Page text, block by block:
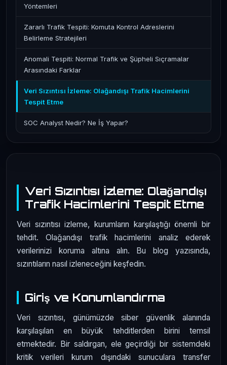
Veri Sızıntısı İzleme: Olağandışı
Trafik Hacimlerini Tespit Etme
Veri sızıntısı izleme, kurumların karşılaştığı önemli bir
tehdit. Olağandışı trafik hacimlerini analiz ederek
verilerinizi koruma altına alın. Bu blog yazısında,
sızıntıların nasıl izleneceğini keşfedin.
Giriş ve Konumlandırma
Veri sızıntısı, günümüzde siber güvenlik alanında
karşılaşılan en büyük tehditlerden birini temsil
etmektedir. Bir saldırgan, ele geçirdiği bir sistemdeki
kritik verileri kurum dışındaki sunuculara transfer
Yöntemleri
Zararlı Trafik Tespiti: Komuta Kontrol Adreslerini
Belirleme Stratejileri
Anomali Tespiti: Normal Trafik ve Şüpheli Sıçramalar
Arasındaki Farklar
Veri Sızıntısı İzleme: Olağandışı Trafik Hacimlerini
Tespit Etme
SOC Analyst Nedir? Ne İş Yapar?